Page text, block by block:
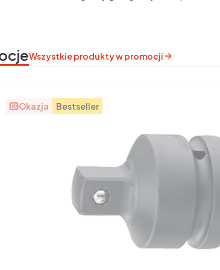
Wszystkie produkty w promocji
Okazja Bestseller